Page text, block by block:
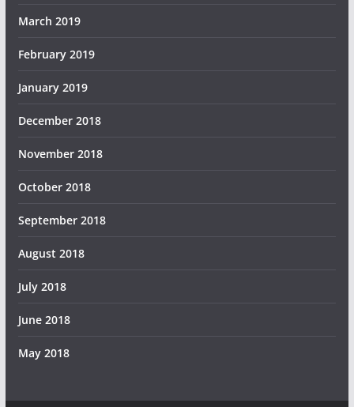
March 2019
February 2019
January 2019
December 2018
November 2018
October 2018
September 2018
August 2018
July 2018
June 2018
May 2018